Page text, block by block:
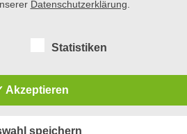
ab!« – ist das Ergebnis.
wie »Das Leben geht weiter – aber
in denen der Unmut über die
Die WörterWahnsinnundirrehaben
Bezug auf sich selbst: »Wir wissen
Datenschutzerklärung
Statistiken
Akzeptieren
speichern